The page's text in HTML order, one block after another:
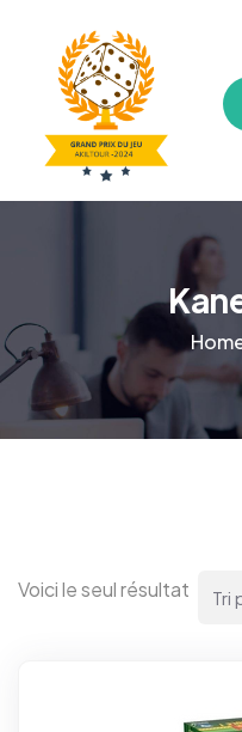
Voici le seul résultat